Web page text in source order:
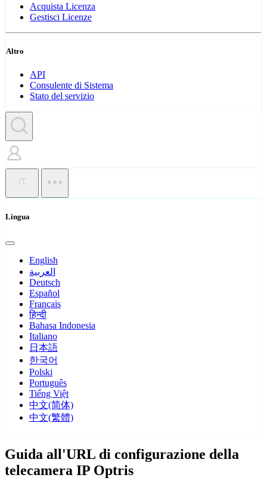
Acquista Licenza
Gestisci Licenze
Altro
API
Consulente di Sistema
Stato del servizio
IT
Lingua
English
العربية
Deutsch
Español
Français
हिन्दी
Bahasa Indonesia
Italiano
日本語
한국어
Polski
Português
Tiếng Việt
中文(简体)
中文(繁體)
Guida all'URL di configurazione della
telecamera IP Optris